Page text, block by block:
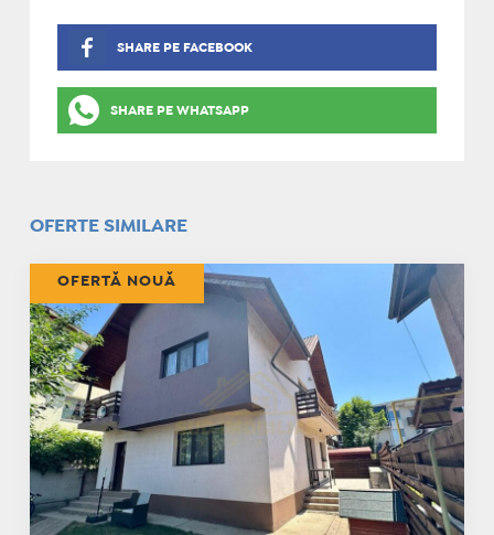
SHARE PE FACEBOOK
SHARE PE WHATSAPP
OFERTE SIMILARE
OFERTĂ NOUĂ